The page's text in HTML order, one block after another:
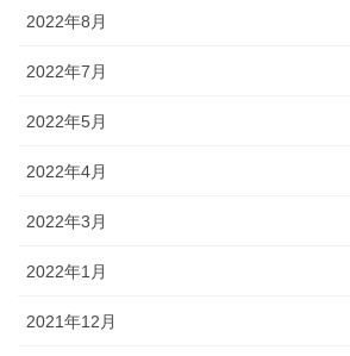
2022年8月
2022年7月
2022年5月
2022年4月
2022年3月
2022年1月
2021年12月